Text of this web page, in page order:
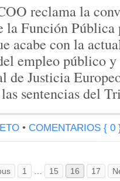
reclama la
la Función
acabe con la
empleo público
de Justicia
sentencias del
• COMENTARIOS { 0
1 15 16 17